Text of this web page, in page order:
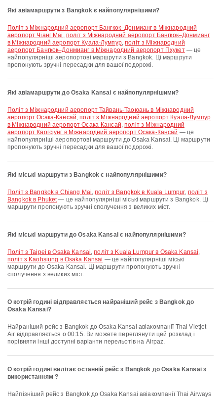
Які авіамаршрути з Bangkok є найпопулярнішими?
політ з Міжнародний аеропорт Бангкок–Донмианг в Міжнародний
аеропорт Чіанг Маі , політ з Міжнародний аеропорт Бангкок–Донмианг
в Міжнародний аеропорт Куала-Лумпур,політ з Міжнародний
аеропорт Бангкок–Донмианг в Міжнародний аеропорт Пхукет— це
найпопулярніші аеропортові маршрути з Bangkok. Ці маршрути
пропонують зручні пересадки для вашої подорожі.
Які авіамаршрути до Osaka Kansai є найпопулярнішими?
політ з Міжнародний аеропорт Тайвань-Таоюань в Міжнародний
аеропорт Осака-Кансай,політ з Міжнародний аеропорт Куала-Лумпур
в Міжнародний аеропорт Осака-Кансай,політ з Міжнародний
аеропорт Каогсіунг в Міжнародний аеропорт Осака-Кансай — це
найпопулярніші аеропортові маршрути до Osaka Kansai. Ці маршрути
пропонують зручні пересадки для вашої подорожі.
Які міські маршрути з Bangkok є найпопулярнішими?
політ з Bangkok в Chiang Mai,політ з Bangkok в Kuala Lumpur, політ з
Bangkok в Phuket— це найпопулярніші міські маршрути з Bangkok. Ці
маршрути пропонують зручні сполучення з великих міст.
Які міські маршрути до Osaka Kansai є найпопулярнішими?
політ з Taipei в Osaka Kansai,політ з Kuala Lumpur в Osaka Kansai,
політ з Kaohsiung в Osaka Kansai — це найпопулярніші міські
маршрути до Osaka Kansai. Ці маршрути пропонують зручні
сполучення з великих міст.
О котрій годині відправляється найраніший рейс з Bangkok до
Osaka Kansai?
Найраніший рейс з Bangkok до Osaka Kansai авіакомпанії Thai Vietjet
Air відправляється о 00:15. Ви можете переглянути цей розклад і
порівняти інші доступні варіанти перельотів на Airpaz.
О котрій годині вилітає останній рейс з Bangkok до Osaka Kansai з
використанням ?
Найпізніший рейс з Bangkok до Osaka Kansai авіакомпанії Thai Airways